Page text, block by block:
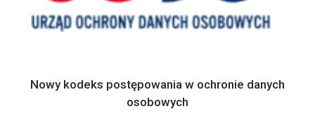
Nowy kodeks postępowania w ochronie danych
osobowych